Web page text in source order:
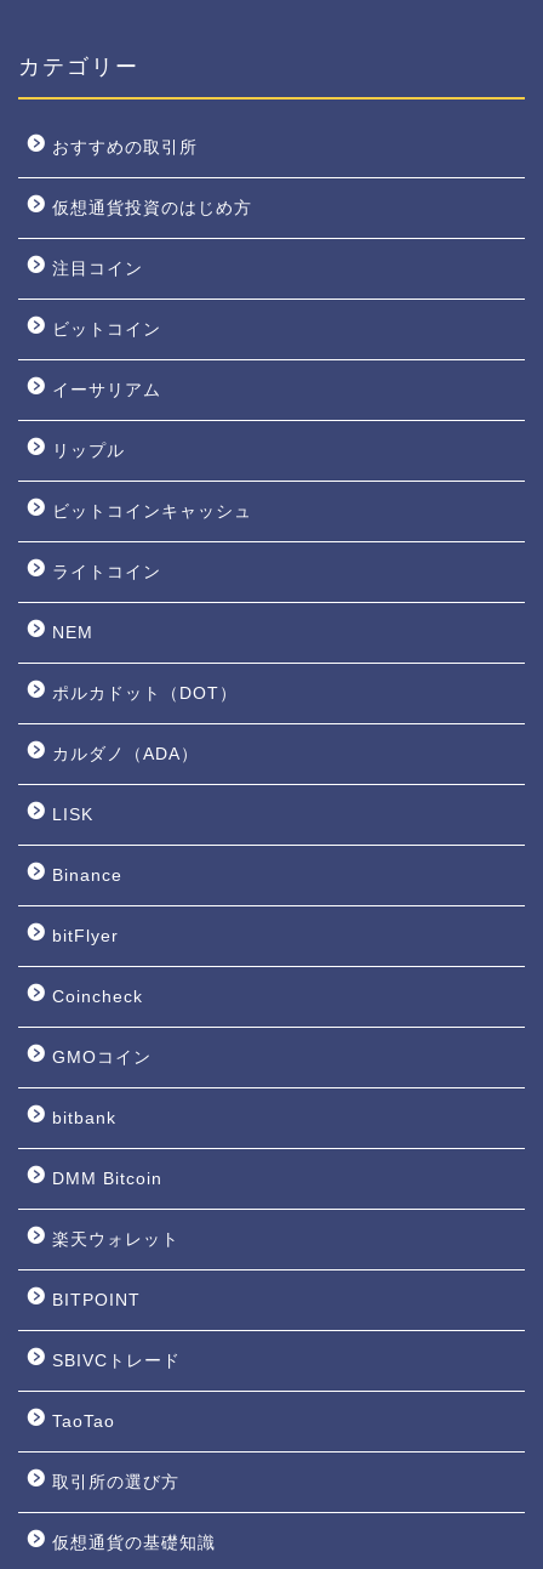
カテゴリー
おすすめの取引所
仮想通貨投資のはじめ方
注目コイン
ビットコイン
イーサリアム
リップル
ビットコインキャッシュ
ライトコイン
NEM
ポルカドット（DOT）
カルダノ（ADA）
LISK
Binance
bitFlyer
Coincheck
GMOコイン
bitbank
DMM Bitcoin
楽天ウォレット
BITPOINT
SBIVCトレード
TaoTao
取引所の選び方
仮想通貨の基礎知識